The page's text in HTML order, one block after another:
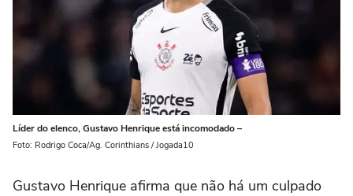
Líder do elenco, Gustavo Henrique está incomodado –
Foto: Rodrigo Coca/Ag. Corinthians / Jogada10
Gustavo Henrique afirma que não há um culpado